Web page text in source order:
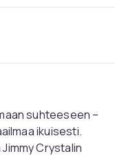
suhteeseen –
ikuisesti.
Crystalin